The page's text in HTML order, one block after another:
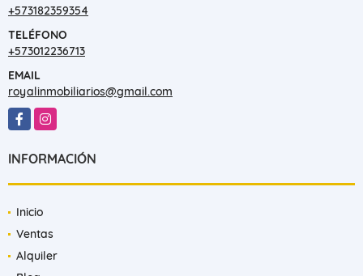
+573182359354
TELÉFONO
+573012236713
EMAIL
royalinmobiliarios@gmail.com
FacebookInstagram
INFORMACIÓN
Inicio
Ventas
Alquiler